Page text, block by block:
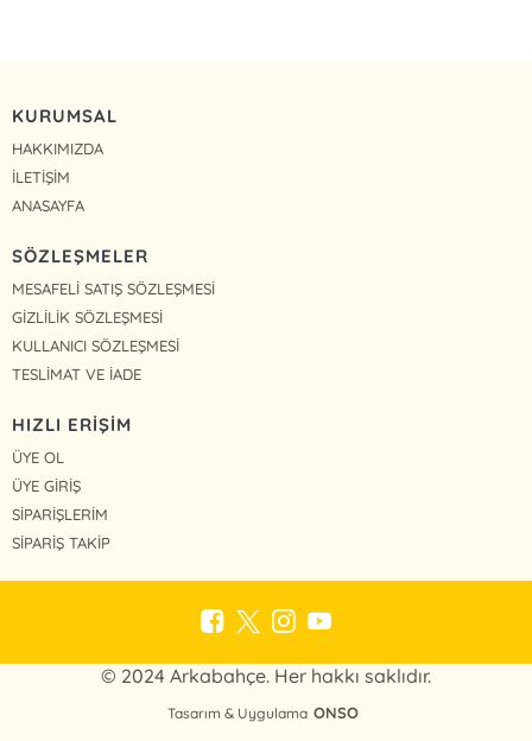
KURUMSAL
HAKKIMIZDA
İLETİŞİM
ANASAYFA
SÖZLEŞMELER
MESAFELİ SATIŞ SÖZLEŞMESİ
GİZLİLİK SÖZLEŞMESİ
KULLANICI SÖZLEŞMESİ
TESLİMAT VE İADE
HIZLI ERİŞİM
ÜYE OL
ÜYE GİRİŞ
SİPARİŞLERİM
SİPARİŞ TAKİP
© 2024 Arkabahçe. Her hakkı saklıdır.
Tasarım & Uygulama ONSO